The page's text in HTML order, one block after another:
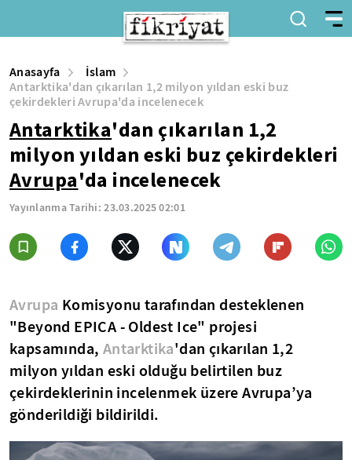
Anasayfa
İslam
Antarktika'dan çıkarılan 1,2 milyon yıldan eski buz
çekirdekleri Avrupa'da incelenecek
Antarktika'dan çıkarılan 1,2
milyon yıldan eski buz çekirdekleri
Avrupa'da incelenecek
Yayınlanma Tarihi:23.03.2025 02:01
Avrupa Komisyonu tarafından desteklenen
"Beyond EPICA - Oldest Ice" projesi
kapsamında, Antarktika'dan çıkarılan 1,2
milyon yıldan eski olduğu belirtilen buz
çekirdeklerinin incelenmek üzere Avrupa’ya
gönderildiği bildirildi.